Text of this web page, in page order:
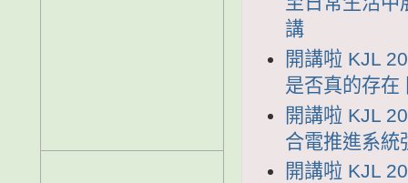
講
開講啦 KJL
是否真的存在
開講啦 KJL
合電推進系統
開講啦 KJL